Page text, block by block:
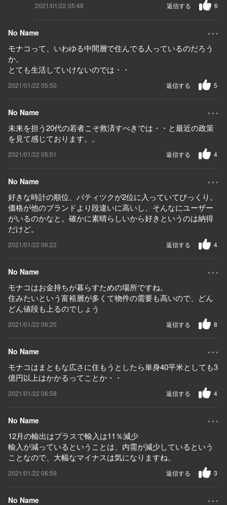
2021/01/22 05:48 6
返信する
No Name ...
モナコって、いわゆる中間層で住んでる人っているのだろう
か。
とても生活していけないのでは・・
2021/01/22 05:50 5
返信する
No Name ...
未来を担う20代の若者こそ救済すべきでは・・と最近の政策
を見て感じております。。
2021/01/22 05:51 4
返信する
No Name ...
好きな時計の順位、パティツクが2位に入っていてびっくり。
価格が他のブランドより段違いに高いし、そんなにユーザー
がいるのかなと。確かに素晴らしいから好きというのは納得
だけど。
2021/01/22 06:22 4
返信する
No Name ...
モナコはお金持ちが暮らすための場所ですね。
住みたいという富裕層が多くて物件の需要も高いので、どん
どん値段も上るのでしょう
2021/01/22 06:25 8
返信する
No Name ...
モナコはまともな広さに住もうとしたら単身40平米としても3
億円以上はかかるってことか・・
2021/01/22 06:58 4
返信する
No Name ...
12月の輸出はプラスで輸入は11％減少
輸入が減っているということは、内需が減少しているという
ことなので、大幅なマイナスは気になりますね。
2021/01/22 06:59 3
返信する
No Name ...